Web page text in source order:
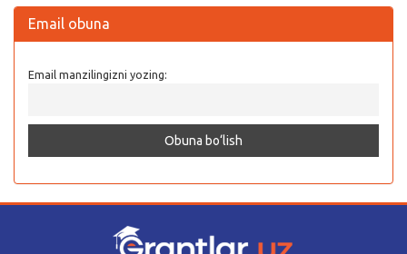
Email obuna
Email manzilingizni yozing: